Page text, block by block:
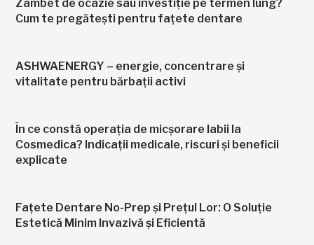
Zâmbet de ocazie sau investiție pe termen lung?
Cum te pregătești pentru fațete dentare
ASHWAENERGY – energie, concentrare și
vitalitate pentru bărbații activi
În ce constă operația de micșorare labii la
Cosmedica? Indicații medicale, riscuri și beneficii
explicate
Fațete Dentare No-Prep și Prețul Lor: O Soluție
Estetică Minim Invazivă și Eficientă